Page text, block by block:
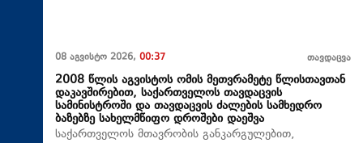
08 აგვისტო 2026, 00:37 თავდაცვა
2008 წლის აგვისტოს ომის მეთვრამეტე წლისთავთან
დაკავშირებით, საქართველოს თავდაცვის
სამინისტროში და თავდაცვის ძალების სამხედრო
ბაზებზე სახელმწიფო დროშები დაეშვა
საქართველოს მთავრობის განკარგულებით,